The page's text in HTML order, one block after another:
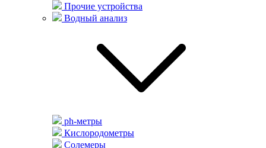
Прочие устройства
Водный анализ
ph-метры
Кислородометры
Солемеры